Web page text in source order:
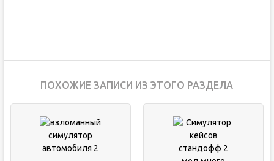
ПОХОЖИЕ ЗАПИСИ ИЗ ЭТОГО РАЗДЕЛА